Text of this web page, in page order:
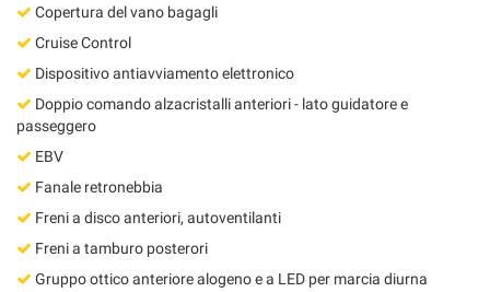
Copertura del vano bagagli
Cruise Control
Dispositivo antiavviamento elettronico
Doppio comando alzacristalli anteriori - lato guidatore e
passeggero
EBV
Fanale retronebbia
Freni a disco anteriori, autoventilanti
Freni a tamburo posterori
Gruppo ottico anteriore alogeno e a LED per marcia diurna